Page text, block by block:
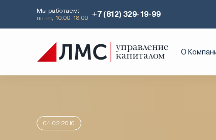
Мы работаем:
пн-пт, 10:00-18:00
+7 (812) 329-19-99
О
Главная Аналитика Идеи дня
04.02.2010